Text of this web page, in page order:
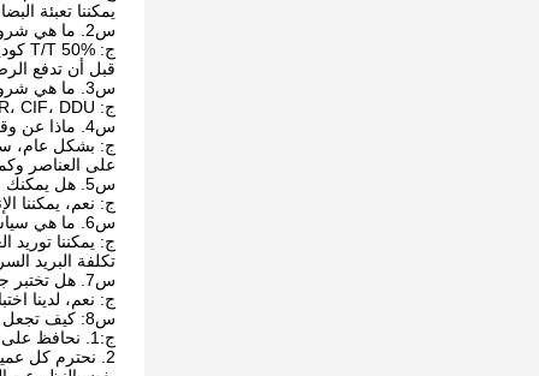
يمكننا تعبئة
س2. ما هي شروط الدفع الخاصة بك؟
ج: T/T 50% كوديعة، و 50% قبل التسليم. سنعرض لك صور المنتجات والعبوات
قبل أن تدفع
س3. ما هي شروط التسليم الخاصة بك؟
ج: EXW، FOB، CFR، CIF، DDU.
س4. ماذا عن وقت التسليم الخاص بك؟
ج: بشكل عام، سيستغرق الأمر من 20 إلى 60
على العناصر
س5. هل يمكنك الإنتاج وفقًا للعينات؟
ج: نعم، يمكننا
س6. ما هي سياسة عينتك؟
ج: يمكننا توريد
تكلفة البريد
س7. هل تختبر جميع البضائع الخاصة بك قبل التسليم؟
ج: نعم، لدينا اختبار بنسبة
س8: كيف تجعل عملنا على المدى الطويل وعلاقة جيدة؟
ج:1. نحافظ على الجودة الجيدة والأسعار التنافسية لضمان استفادة عملائنا؛
2. نحترم كل عميل كصديق لنا ونتعامل بصدق ونجعل صداقات معهم،